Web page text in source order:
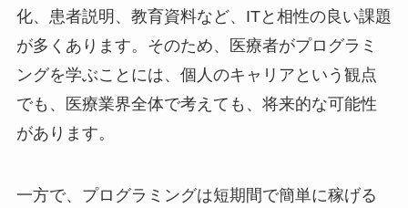
化、患者説明、教育資料など、ITと相性の良い課題
が多くあります。そのため、医療者がプログラミ
ングを学ぶことには、個人のキャリアという観点
でも、医療業界全体で考えても、将来的な可能性
があります。
一方で、プログラミングは短期間で簡単に稼げる